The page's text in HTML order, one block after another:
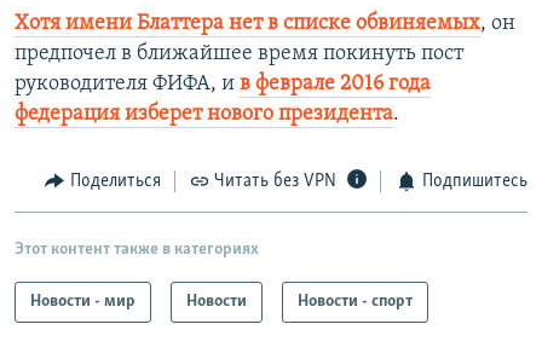
Хотя имени Блаттера нет в списке обвиняемых, он
предпочел в ближайшее время покинуть пост
руководителя ФИФА, и в феврале 2016 года
федерация изберет нового президента.
Поделиться Читать без VPN Подпишитесь
Этот контент также в категориях
Новости - мир Новости Новости - спорт